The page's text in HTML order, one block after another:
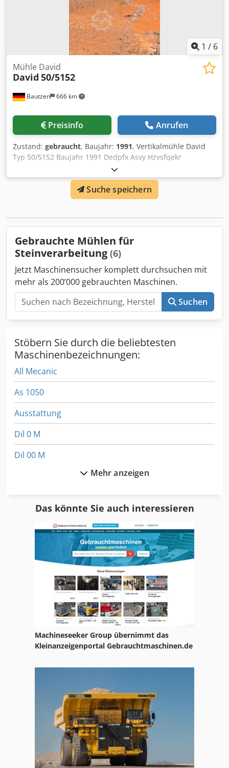
1 / 6
Bautzen 666 km
Mühle David
David 50/5152
Preisinfo Anrufen
Zustand: gebraucht, Baujahr: 1991, Vertikalmühle David
Typ 50/5152 Baujahr 1991 Dedpfx Asvy Hzvsfqekr
Suche speichern
Gebrauchte Mühlen für
Steinverarbeitung (6)
Jetzt Maschinensucher komplett durchsuchen mit
mehr als 200’000 gebrauchten Maschinen.
Suchen
Stöbern Sie durch die beliebtesten
Maschinenbezeichnungen:
All Mecanic
As 1050
Ausstattung
Dil 0 M
Dil 00 M
Ga 11 Ff
Hsc 20 Linear
Kgs 1670
Meh 5 2 1 8 B
Mehr anzeigen
Das könnte Sie auch interessieren
Machineseeker Group übernimmt das
Kleinanzeigenportal Gebrauchtmaschinen.de